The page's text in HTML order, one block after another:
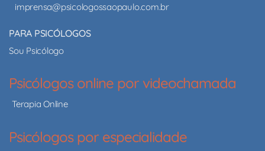
imprensa@psicologossaopaulo.com.br
PARA PSICÓLOGOS
Sou Psicólogo
Psicólogos online por videochamada
Terapia Online
Psicólogos por especialidade